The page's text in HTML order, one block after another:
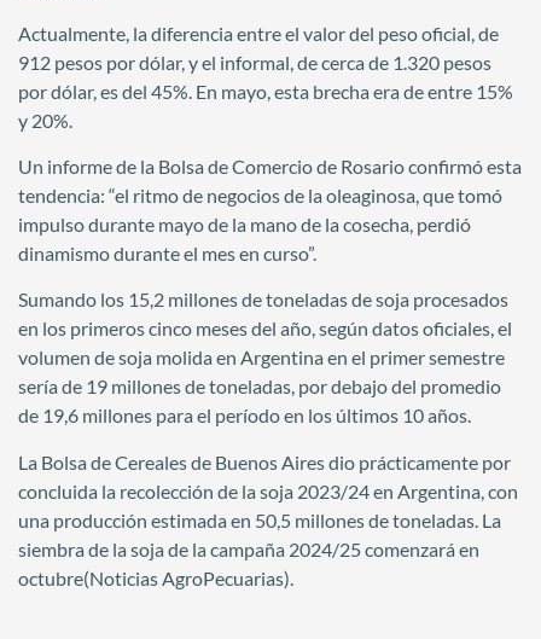
Actualmente, la diferencia entre el valor del peso oficial, de
912 pesos por dólar, y el informal, de cerca de 1.320 pesos
por dólar, es del 45%. En mayo, esta brecha era de entre 15%
y 20%.
Un informe de la Bolsa de Comercio de Rosario confirmó esta
tendencia: “el ritmo de negocios de la oleaginosa, que tomó
impulso durante mayo de la mano de la cosecha, perdió
dinamismo durante el mes en curso”.
Sumando los 15,2 millones de toneladas de soja procesados
en los primeros cinco meses del año, según datos oficiales, el
volumen de soja molida en Argentina en el primer semestre
sería de 19 millones de toneladas, por debajo del promedio
de 19,6 millones para el período en los últimos 10 años.
La Bolsa de Cereales de Buenos Aires dio prácticamente por
concluida la recolección de la soja 2023/24 en Argentina, con
una producción estimada en 50,5 millones de toneladas. La
siembra de la soja de la campaña 2024/25 comenzará en
octubre(Noticias AgroPecuarias).